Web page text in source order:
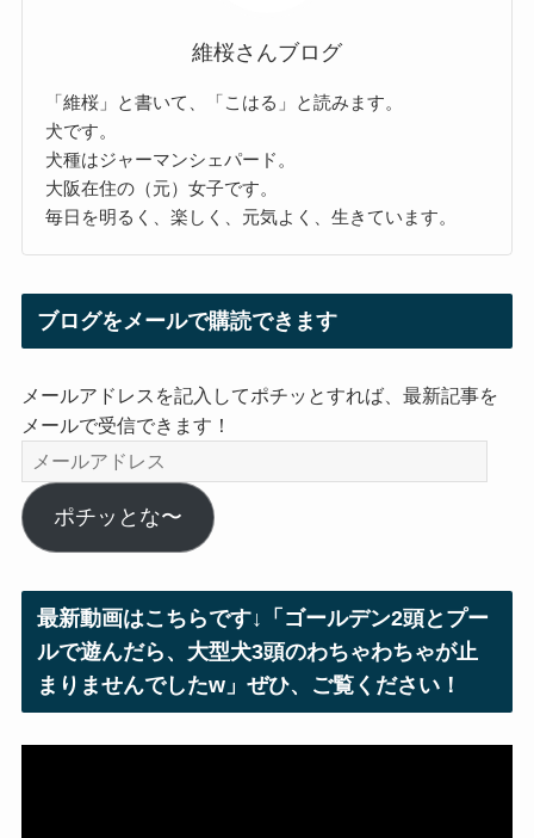
維桜さんブログ
「維桜」と書いて、「こはる」と読みます。
犬です。
犬種はジャーマンシェパード。
大阪在住の（元）女子です。
毎日を明るく、楽しく、元気よく、生きています。
ブログをメールで購読できます
メールアドレスを記入してポチッとすれば、最新記事を
メールで受信できます！
メ
ー
ル
ア
ス
ポチッとな〜
最新動画はこちらです↓「ゴールデン2頭とプー
ルで遊んだら、大型犬3頭のわちゃわちゃが止
まりませんでしたw」ぜひ、ご覧ください！